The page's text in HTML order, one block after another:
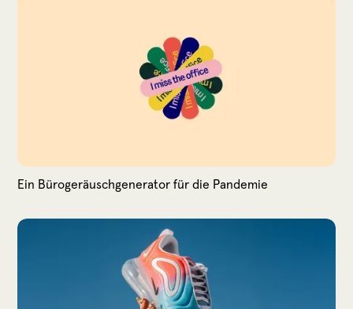
Ein Bürogeräuschgenerator für die Pandemie